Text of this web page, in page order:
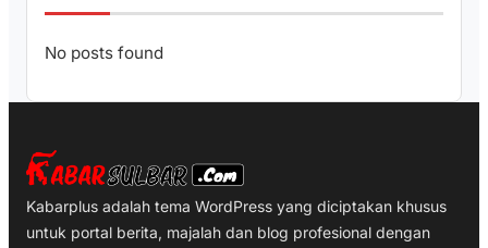
No posts found
Kabarplus adalah tema WordPress yang diciptakan khusus
untuk portal berita, majalah dan blog profesional dengan